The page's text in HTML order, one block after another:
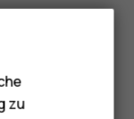
weitere
Verwendung
zu